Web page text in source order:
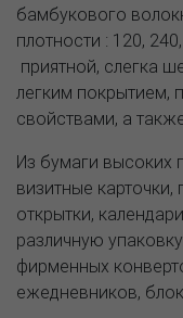
бамбукового
плотности : 120,
приятной, слегка
легким покрытием,
свойствами, а
Из бумаги высоких
визитные
открытки,
различную
фирменных
ежедневников,